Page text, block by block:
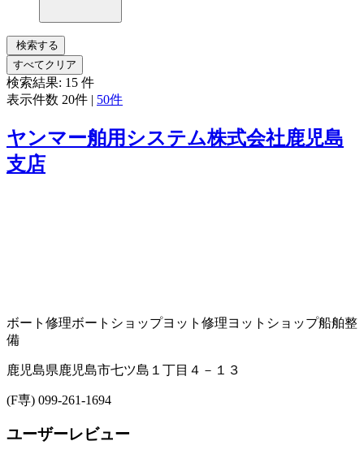
検索する
すべてクリア
検索結果: 15 件
表示件数 20件 | 50件
ヤンマー舶用システム株式会社鹿児島
支店
ボート修理ボートショップヨット修理ヨットショップ船舶整
備
鹿児島県鹿児島市七ツ島１丁目４－１３
(F専) 099-261-1694
ユーザーレビュー